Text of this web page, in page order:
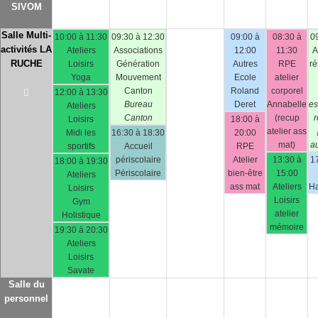
SIVOM
Salle Multi-
activités LA
RUCHE
10:00 à 11:30
Ateliers
Loisirs
Yoga
12:00 à 13:30
Ateliers
Loisirs
Midi les
sportifs
18:00 à 19:30
Ateliers
Loisirs
Gym
Holistique
19:30 à 20:30
Ateliers
Loisirs
Savate
09:30 à 12:30
Associations
Génération
Mouvement
Canton
Bureau
Canton
16:30 à 18:30
Accueil
périscolaire
Périscolaire
09:00 à
12:00
Autres
Ecole
Roland
Deret
18:00 à
20:00
RPE
Atelier
bien-être
ass mat
08:30 à
11:30
RPE
atelier
corporel
Annabelle
(recup
atelier ass
mat)
13:30 à
15:00
Ateliers
Loisirs
atelier
mémoire
Salle du
personnel